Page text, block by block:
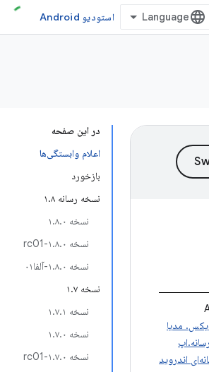
استودیو Android
در این صفحه
اعلام وابستگی‌ها
بازخورد
نسخه رسانه ۱.۸
نسخه ۱.۸.۰
نسخه ۱.۸.۰-rc01
نسخه ۱.۸.۰-آلفا۰۱
نسخه ۱.۷
نسخه ۱.۷.۱
نسخه ۱.۷.۰
نسخه ۱.۷.۰-rc01
مدیا
اندروید